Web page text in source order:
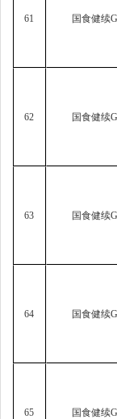
61 国食健续
62 国食健续
63 国食健续
64 国食健续
65 国食健续